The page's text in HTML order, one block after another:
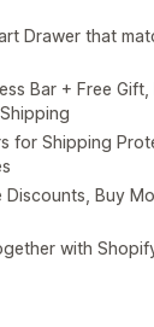
Drawer that
Bar + Free Gift,
for Shipping
Discounts, Buy
with